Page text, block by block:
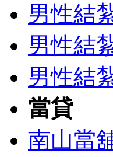
男性結
男性結
男性結
當貸
南山當